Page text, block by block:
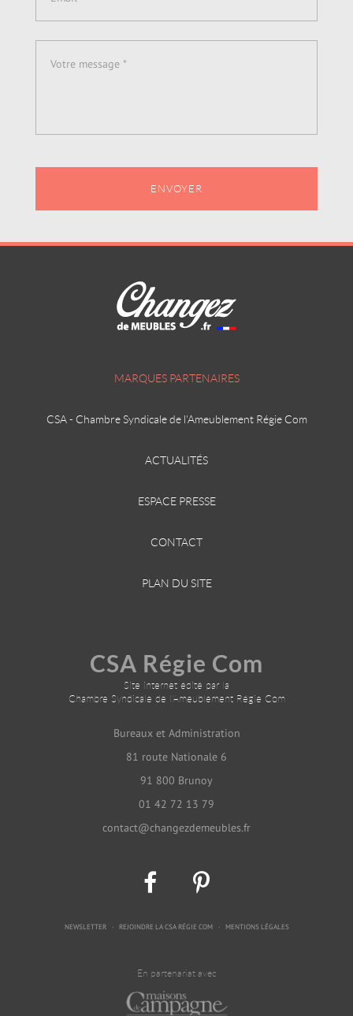
MARQUES PARTENAIRES
CSA - Chambre Syndicale de l'Ameublement Régie Com
ACTUALITÉS
ESPACE PRESSE
CONTACT
PLAN DU SITE
CSA Régie Com
Site internet édité par la
Chambre Syndicale de l'Ameublement Régie Com
Bureaux et Administration
81 route Nationale 6
91 800 Brunoy
01 42 72 13 79
contact@changezdemeubles.fr
NEWSLETTER REJOINDRE LA CSA RÉGIE COM MENTIONS LÉGALES
En partenariat avec